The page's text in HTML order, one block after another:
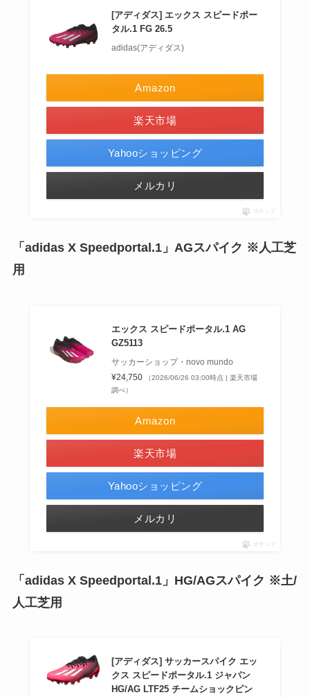
[アディダス] エックス スピードポー
タル.1 FG 26.5
adidas(アディダス)
Amazon
楽天市場
Yahooショッピング
メルカリ
ポチップ
「adidas X Speedportal.1」AGスパイク ※人工芝
用
エックス スピードポータル.1 AG
GZ5113
サッカーショップ・novo mundo
¥24,750
（2026/06/26 03:00時点 | 楽天市場
調べ）
Amazon
楽天市場
Yahooショッピング
メルカリ
ポチップ
「adidas X Speedportal.1」HG/AGスパイク ※土/
人工芝用
[アディダス] サッカースパイク エッ
クス スピードポータル.1 ジャパン
HG/AG LTF25 チームショックピン